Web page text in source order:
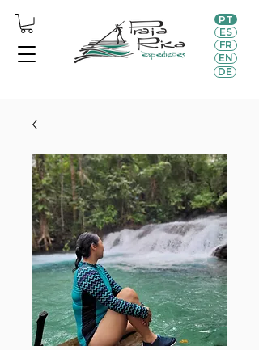
PT
EN
ES
FR
DE